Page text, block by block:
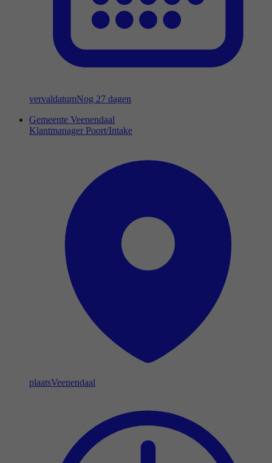
vervaldatumNog 27 dagen
Gemeente Veenendaal
Klantmanager Poort/Intake
plaatsVeenendaal